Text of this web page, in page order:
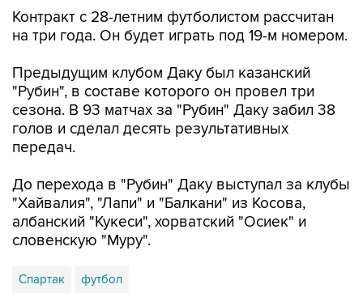
Контракт с 28-летним футболистом рассчитан
на три года. Он будет играть под 19-м номером.
Предыдущим клубом Даку был казанский
"Рубин", в составе которого он провел три
сезона. В 93 матчах за "Рубин" Даку забил 38
голов и сделал десять результативных
передач.
До перехода в "Рубин" Даку выступал за клубы
"Хайвалия", "Лапи" и "Балкани" из Косова,
албанский "Кукеси", хорватский "Осиек" и
словенскую "Муру".
Спартак футбол